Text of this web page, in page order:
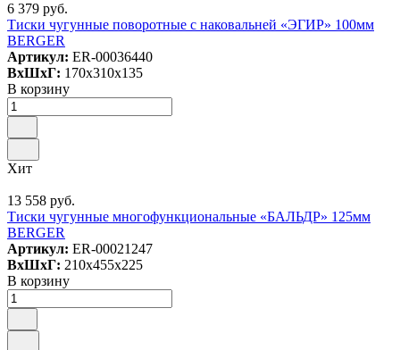
6 379 руб.
Тиски чугунные поворотные с наковальней «ЭГИР» 100мм
BERGER
Артикул: ER-00036440
ВxШxГ: 170x310x135
В корзину
Хит
13 558 руб.
Тиски чугунные многофункциональные «БАЛЬДР» 125мм
BERGER
Артикул: ER-00021247
ВxШxГ: 210x455x225
В корзину